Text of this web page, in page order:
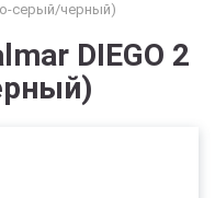
серый/черный)
DIEGO 2